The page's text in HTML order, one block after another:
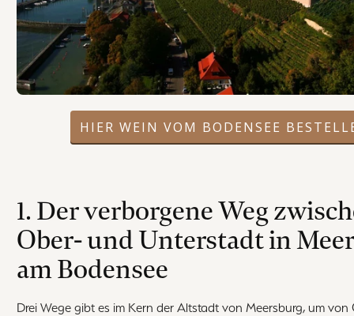
HIER WEIN VOM BODENSEE
1. Der verborgene Weg
Ober- und Unterstadt in
am Bodensee
Drei Wege gibt es im Kern der Altstadt von Meersburg, um von